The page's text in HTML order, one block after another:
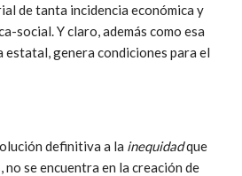
de tanta incidencia económica y
social. Y claro, además como esa
estatal, genera condiciones para el
definitiva a la inequidadque
se encuentra en la creación de